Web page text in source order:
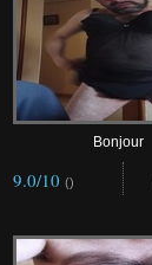
Bonjour
9.0/10 ()